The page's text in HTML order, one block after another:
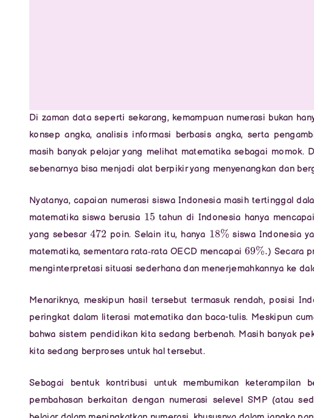
Di zaman data seperti sekarang, kemampuan numerasi bukan
konsep angka, analisis informasi berbasis angka, serta
masih banyak pelajar yang melihat matematika sebagai momok.
sebenarnya bisa menjadi alat berpikir yang menyenangkan dan
Nyatanya, capaian numerasi siswa Indonesia masih tertinggal
matematika siswa berusia
15
tahun di Indonesia hanya
yang sebesar
472
poin. Selain itu, hanya
18%
siswa Indonesia
matematika, sementara rata‑rata OECD mencapai
69% .
) Secara
menginterpretasi situasi sederhana dan menerjemahkannya ke
Menariknya, meskipun hasil tersebut termasuk rendah, posisi
peringkat dalam literasi matematika dan baca-tulis. Meskipun
bahwa sistem pendidikan kita sedang berbenah. Masih banyak
kita sedang berproses untuk hal tersebut.
Sebagai bentuk kontribusi untuk membumikan keterampilan
pembahasan berkaitan dengan numerasi selevel SMP (atau